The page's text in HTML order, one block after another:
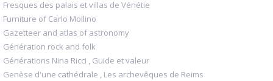
Fresques des palais et villas de Vénétie
Furniture of Carlo Mollino
Gazetteer and atlas of astronomy
Génération rock and folk
Générations Nina Ricci , Guide et valeur
Genèse d'une cathédrale , Les archevêques de Reims